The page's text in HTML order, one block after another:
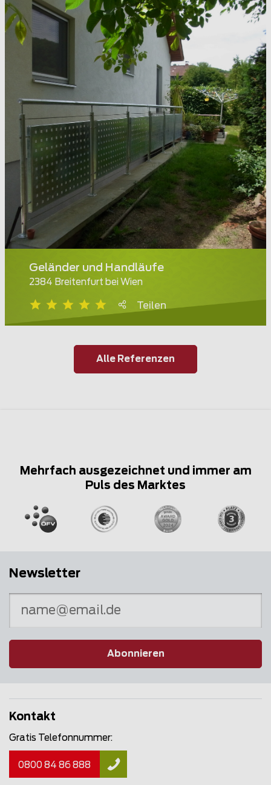
Geländer und Handläufe
2384 Breitenfurt bei Wien
Teilen
Alle Referenzen
Mehrfach ausgezeichnet und immer am
Puls des Marktes
Newsletter
Abonnieren
Kontakt
Gratis Telefonnummer:
0800 84 86 888